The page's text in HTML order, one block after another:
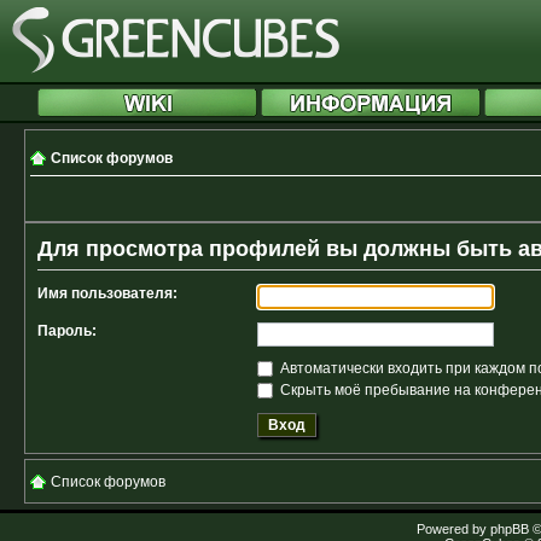
Список форумов
Для просмотра профилей вы должны быть
Имя пользователя:
Пароль:
Автоматически входить при каждом
Скрыть моё пребывание на
Список форумов
Powered by phpBB